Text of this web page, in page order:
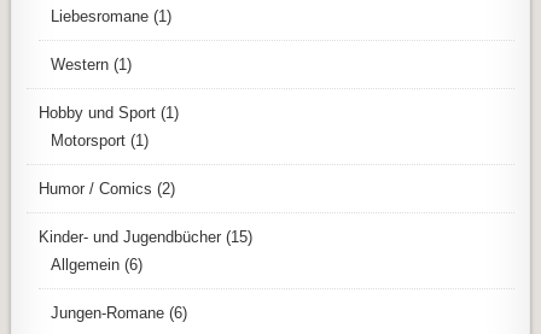
Liebesromane (1)
Western (1)
Hobby und Sport (1)
Motorsport (1)
Humor / Comics (2)
Kinder- und Jugendbücher (15)
Allgemein (6)
Jungen-Romane (6)